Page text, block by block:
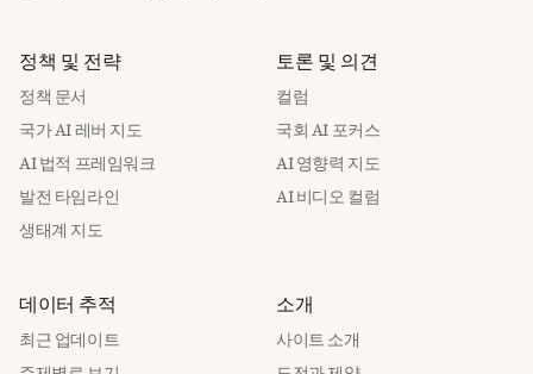
정책 및 전략
정책 문서
국가 AI 레버 지도
AI 법적 프레임워크
발전 타임라인
생태계 지도
토론 및 의견
컬럼
국회 AI 포커스
AI 영향력 지도
AI 비디오 컬럼
데이터 추적
최근 업데이트
소개
사이트 소개